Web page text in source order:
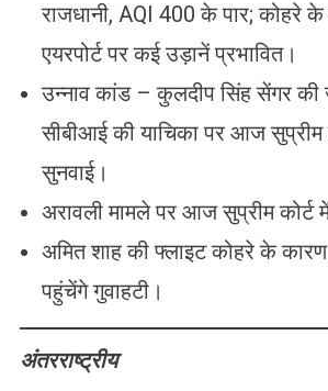
राजधानी, AQI 400 के पार; कोहरे
एयरपोर्ट पर कई उड़ानें प्रभावित।
उन्नाव कांड – कुलदीप सिंह सेंगर
सीबीआई की याचिका पर आज सुप्रीम
सुनवाई।
अरावली मामले पर आज सुप्रीम कोर्ट
अमित शाह की फ्लाइट कोहरे के
पहुंचेंगे गुवाहटी।
अंतरराष्ट्रीय